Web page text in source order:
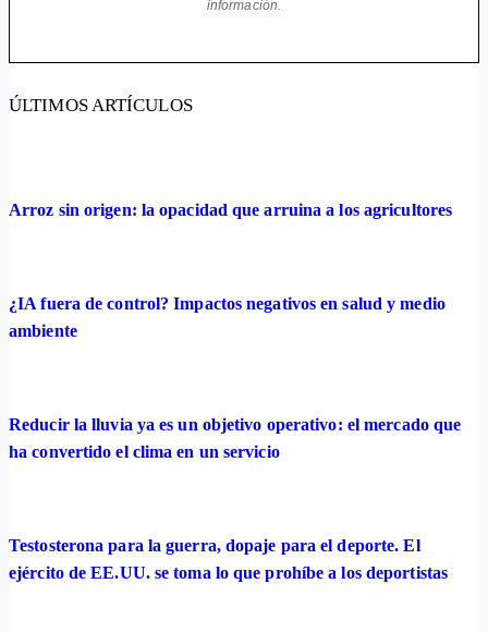
información.
ÚLTIMOS ARTÍCULOS
Arroz sin origen: la opacidad que arruina a los agricultores
¿IA fuera de control? Impactos negativos en salud y medio
ambiente
Reducir la lluvia ya es un objetivo operativo: el mercado que
ha convertido el clima en un servicio
Testosterona para la guerra, dopaje para el deporte. El
ejército de EE.UU. se toma lo que prohíbe a los deportistas